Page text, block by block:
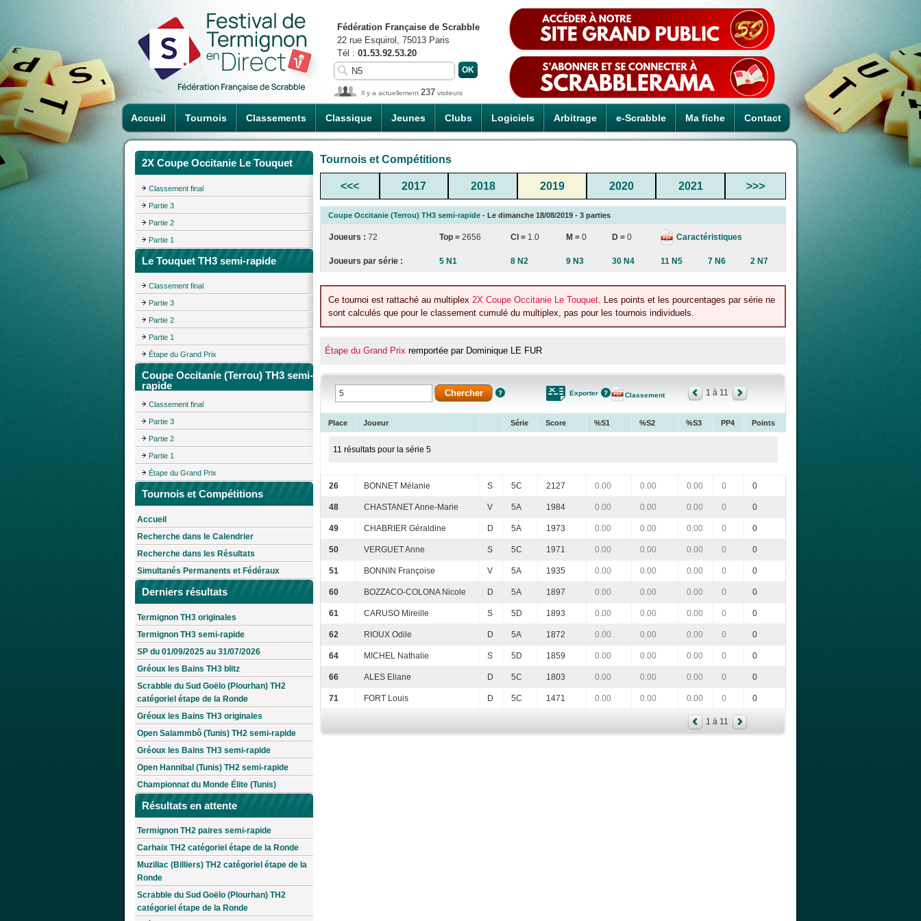
Accueil Tournois Classements Classique Jeunes Clubs Logiciels Arbitrage e-Scrabble Ma fiche Contact
Fédération Française de Scrabble
22 rue Esquirol, 75013 Paris
Tél : 01.53.92.53.20
Il y a actuellement 237 visiteurs
2X Coupe Occitanie Le Touquet
Classement final
Partie 3
Partie 2
Partie 1
Le Touquet TH3 semi-rapide
Classement final
Partie 3
Partie 2
Partie 1
Étape du Grand Prix
Coupe Occitanie (Terrou) TH3 semi-
rapide
Classement final
Partie 3
Partie 2
Partie 1
Étape du Grand Prix
Tournois et Compétitions
Accueil
Recherche dans le Calendrier
Recherche dans les Résultats
Simultanés Permanents et Fédéraux
Derniers résultats
Termignon TH3 originales
Termignon TH3 semi-rapide
SP du 01/09/2025 au 31/07/2026
Gréoux les Bains TH3 blitz
Scrabble du Sud Goëlo (Plourhan) TH2
catégoriel étape de la Ronde
Gréoux les Bains TH3 originales
Open Salammbô (Tunis) TH2 semi-rapide
Gréoux les Bains TH3 semi-rapide
Open Hannibal (Tunis) TH2 semi-rapide
Championnat du Monde Élite (Tunis)
Résultats en attente
Termignon TH2 paires semi-rapide
Carhaix TH2 catégoriel étape de la Ronde
Muzillac (Billiers) TH2 catégoriel étape de la
Ronde
Scrabble du Sud Goëlo (Plourhan) TH2
catégoriel étape de la Ronde
Tournois et Compétitions
<<< 2017 2018 2019 2020 2021 >>>
Coupe Occitanie (Terrou) TH3 semi-rapide - Le dimanche 18/08/2019 - 3 parties
Joueurs : 72 Top = 2656 CI = 1.0 M = 0 D = 0 Caractéristiques
Joueurs par série : 5 N1 8 N2 9 N3 30 N4 11 N5 7 N6 2 N7
Ce tournoi est rattaché au multiplex 2X Coupe Occitanie Le Touquet. Les points et les pourcentages par série ne
sont calculés que pour le classement cumulé du multiplex, pas pour les tournois individuels.
Étape du Grand Prix remportée par Dominique LE FUR
Exporter Classement 1 à 11
Place Joueur Série Score %S1 %S2 %S3 PP4 Points
11 résultats pour la série 5
26 BONNET Mélanie S 5C 2127 0.00 0.00 0.00 0 0
48 CHASTANET Anne-Marie V 5A 1984 0.00 0.00 0.00 0 0
49 CHABRIER Géraldine D 5A 1973 0.00 0.00 0.00 0 0
50 VERGUET Anne S 5C 1971 0.00 0.00 0.00 0 0
51 BONNIN Françoise V 5A 1935 0.00 0.00 0.00 0 0
60 BOZZACO-COLONA Nicole D 5A 1897 0.00 0.00 0.00 0 0
61 CARUSO Mireille S 5D 1893 0.00 0.00 0.00 0 0
62 RIOUX Odile D 5A 1872 0.00 0.00 0.00 0 0
64 MICHEL Nathalie S 5D 1859 0.00 0.00 0.00 0 0
66 ALES Eliane D 5C 1803 0.00 0.00 0.00 0 0
71 FORT Louis D 5C 1471 0.00 0.00 0.00 0 0
1 à 11